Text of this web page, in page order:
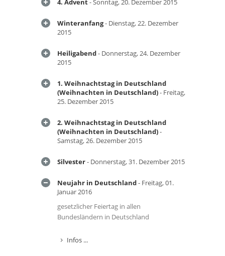
4. Advent- Sonntag, 20. Dezember 2015
Winteranfang- Dienstag, 22. Dezember
2015
Heiligabend- Donnerstag, 24. Dezember
2015
1. Weihnachtstag in Deutschland
(Weihnachten in Deutschland)- Freitag,
25. Dezember 2015
2. Weihnachtstag in Deutschland
(Weihnachten in Deutschland)-
Samstag, 26. Dezember 2015
Silvester- Donnerstag, 31. Dezember 2015
Neujahr in Deutschland- Freitag, 01.
Januar 2016
gesetzlicher Feiertag in allen
Bundesländern in Deutschland
Infos ...